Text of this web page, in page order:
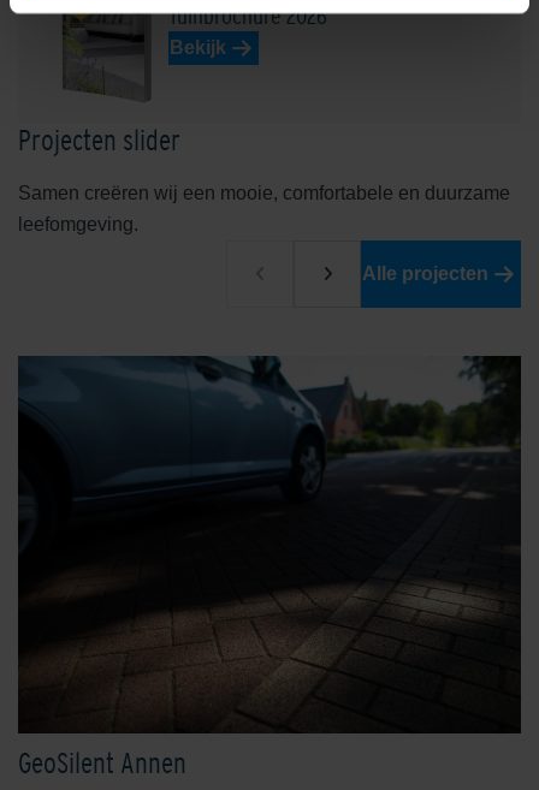
Tuinbrochure 2026
Bekijk
Projecten slider
Samen creëren wij een mooie, comfortabele en duurzame
leefomgeving.
Alle projecten
GeoSilent Annen